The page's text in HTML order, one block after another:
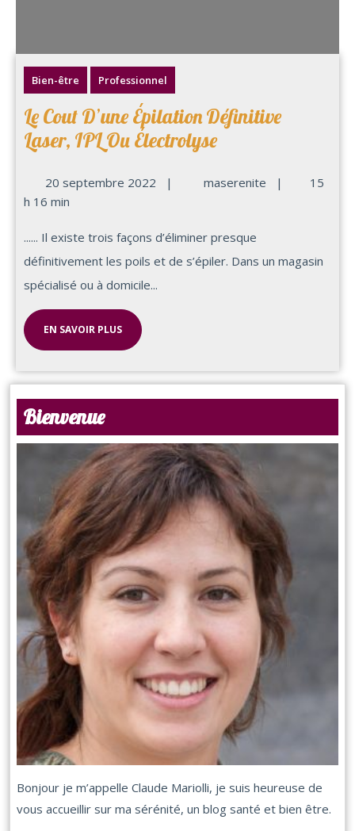
Bien-être Professionnel
Le Cout D’une Épilation Définitive
Laser, IPL Ou Électrolyse
20 septembre 2022 | maserenite |
15
h 16 min
...... Il existe trois façons d’éliminer presque
définitivement les poils et de s’épiler. Dans un magasin
spécialisé ou à domicile...
EN SAVOIR PLUS
Bienvenue
Bonjour je m’appelle Claude Mariolli, je suis heureuse de
vous accueillir sur ma sérénité, un blog santé et bien être.